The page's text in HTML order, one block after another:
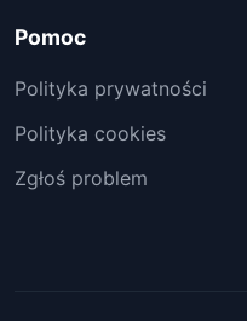
Pomoc
Polityka prywatności
Polityka cookies
Zgłoś problem